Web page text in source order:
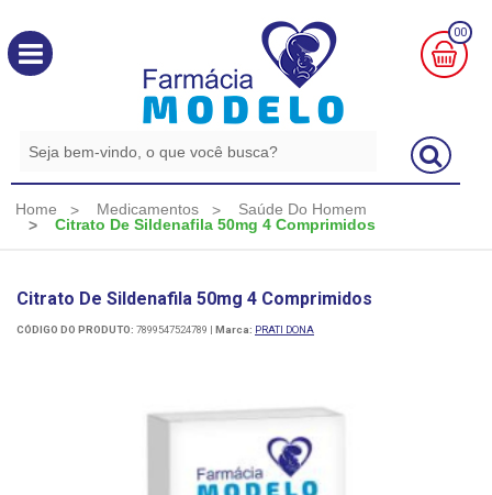
00
0,00
Home Medicamentos
Saúde Do Homem
Citrato De Sildenafila 50mg 4 Comprimidos
Citrato De Sildenafila 50mg 4 Comprimidos
CÓDIGO DO PRODUTO: 7899547524789 | Marca: PRATI DONA